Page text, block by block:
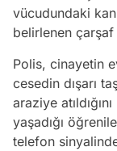
vücudundaki
belirlenen
Polis, cinayetin
cesedin dışarı
araziye
yaşadığı
telefon